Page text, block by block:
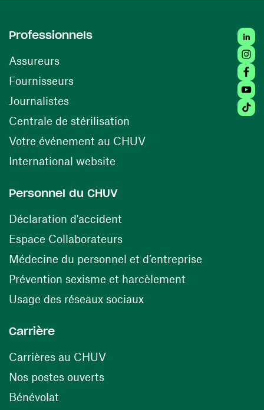
Professionnels
Assureurs
Fournisseurs(opens in a new window)
Journalistes
Centrale de stérilisation (opens in a new window)
Votre événement au CHUV(opens in a new
International website
Personnel du CHUV
Déclaration d'accident
Espace Collaborateurs(opens in a new window)
Médecine du personnel et d’entreprise
Prévention sexisme et harcèlement
Usage des réseaux sociaux(opens in a new
Carrière
Carrières au CHUV(opens in a new window)
Nos postes ouverts(opens in a new window)
Bénévolat